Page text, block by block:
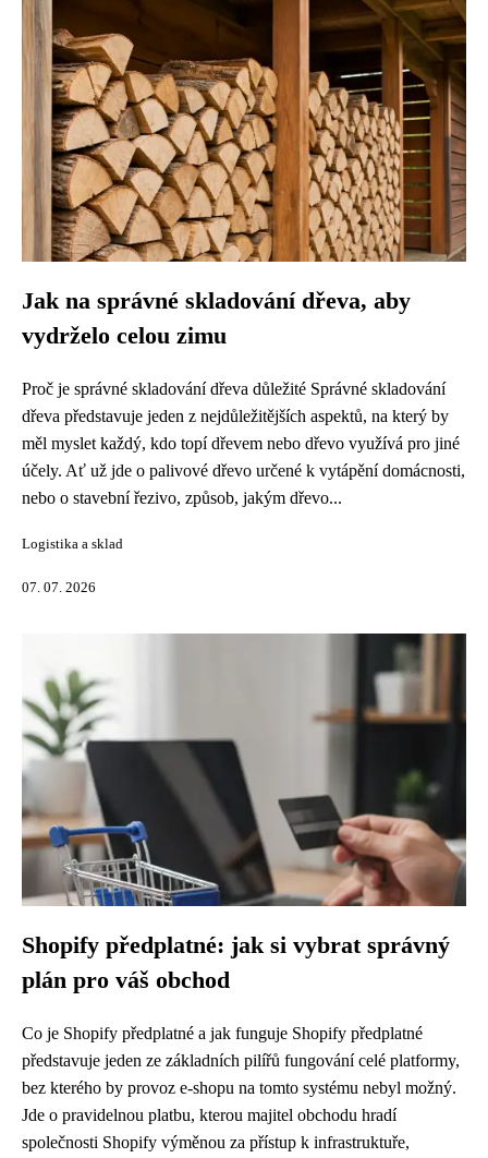
Jak na správné skladování dřeva, aby
vydrželo celou zimu
Proč je správné skladování dřeva důležité Správné skladování
dřeva představuje jeden z nejdůležitějších aspektů, na který by
měl myslet každý, kdo topí dřevem nebo dřevo využívá pro jiné
účely. Ať už jde o palivové dřevo určené k vytápění domácnosti,
nebo o stavební řezivo, způsob, jakým dřevo...
Logistika a sklad
07. 07. 2026
Shopify předplatné: jak si vybrat správný
plán pro váš obchod
Co je Shopify předplatné a jak funguje Shopify předplatné
představuje jeden ze základních pilířů fungování celé platformy,
bez kterého by provoz e-shopu na tomto systému nebyl možný.
Jde o pravidelnou platbu, kterou majitel obchodu hradí
společnosti Shopify výměnou za přístup k infrastruktuře,